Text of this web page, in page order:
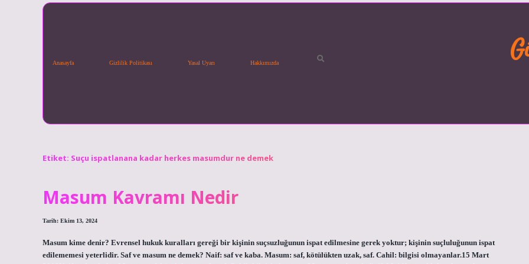
Anasayfa Gizlilik Politikası Yasal Uyarı Hakkımızda
Etiket: Suçu ispatlanana kadar herkes masumdur ne demek
Masum Kavramı Nedir
Tarih: Ekim 13, 2024
Masum kime denir? Evrensel hukuk kuralları gereği bir kişinin suçsuzluğunun ispat edilmesine gerek yoktur; kişinin suçluluğunun ispat
edilememesi yeterlidir. Saf ve masum ne demek? Naif: saf ve kaba. Masum: saf, kötülükten uzak, saf. Cahil: bilgisi olmayanlar.15 Mart